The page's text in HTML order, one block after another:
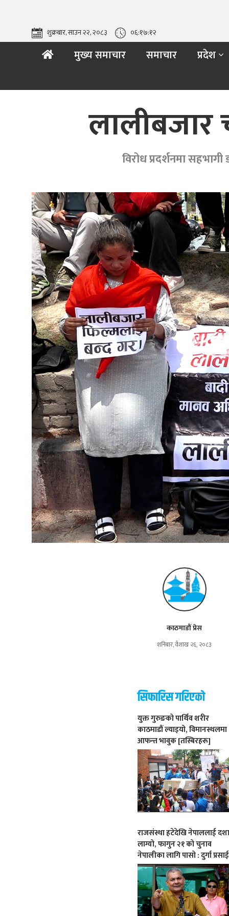
शुक्रबार, साउन २२, २०८३ ०६:१७:१४
मुख्य समाचार समाचार प्रदेश
लालीबजार
विरोध प्रदर्शनमा
काठमाडौं प्रेस
शनिबार, वैशाख २६, २०८३
सिफारिस गरिएको
युक्त गुरुङको पार्थिव शरीर
काठमाडौं ल्याइयो, विमानस्थलमा
आफन्त भावुक [तस्बिरहरू]
राजसंस्था हटेदेखि नेपाललाई दशा
लाग्यो, फागुन २१ को चुनाव
नेपालीका लागि पासो : दुर्गा प्रसाई